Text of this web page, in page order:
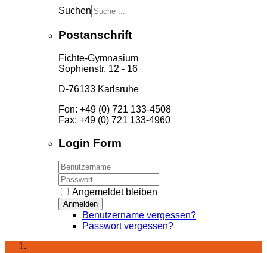
Suchen
Postanschrift
Fichte-Gymnasium
Sophienstr. 12 - 16
D-76133 Karlsruhe
Fon: +49 (0) 721 133-4508
Fax: +49 (0) 721 133-4960
Login Form
Angemeldet bleiben
Anmelden
Benutzername vergessen?
Passwort vergessen?